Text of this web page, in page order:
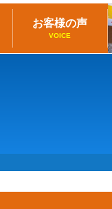
お客様の声
VOICE